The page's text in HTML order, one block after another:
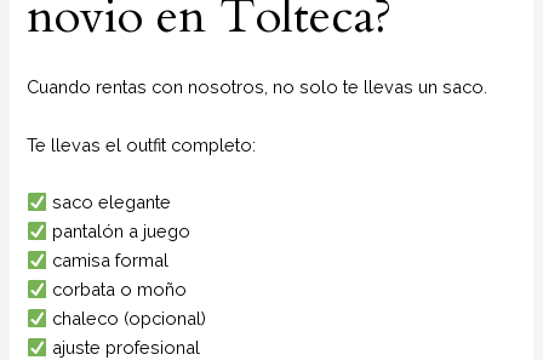
novio en Tolteca?
Cuando rentas con nosotros, no solo te llevas un saco.
Te llevas el outfit completo:
saco elegante
pantalón a juego
camisa formal
corbata o moño
chaleco (opcional)
ajuste profesional